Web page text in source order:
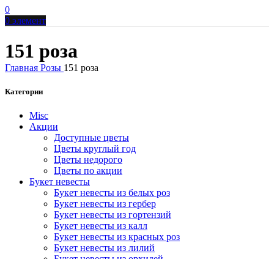
0
0 элемент
151 роза
Главная Розы 151 роза
Категории
Misc
Акции
Доступные цветы
Цветы круглый год
Цветы недорого
Цветы по акции
Букет невесты
Букет невесты из белых роз
Букет невесты из гербер
Букет невесты из гортензий
Букет невесты из калл
Букет невесты из красных роз
Букет невесты из лилий